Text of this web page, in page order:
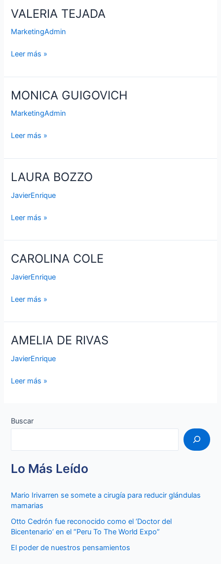
VALERIA TEJADA
MarketingAdmin
VALERIA
Leer más »
MONICA GUIGOVICH
MarketingAdmin
MONICA
Leer más »
LAURA BOZZO
JavierEnrique
LAURA
Leer más »
CAROLINA COLE
JavierEnrique
CAROLINA
Leer más »
AMELIA DE RIVAS
JavierEnrique
AMELIA
RIVAS
Leer más »
Buscar
Lo Más Leído
Mario Irivarren se somete a cirugía para reducir glándulas
mamarias
Otto Cedrón fue reconocido como el ‘Doctor del
Bicentenario’ en el “Peru To The World Expo”
El poder de nuestros pensamientos